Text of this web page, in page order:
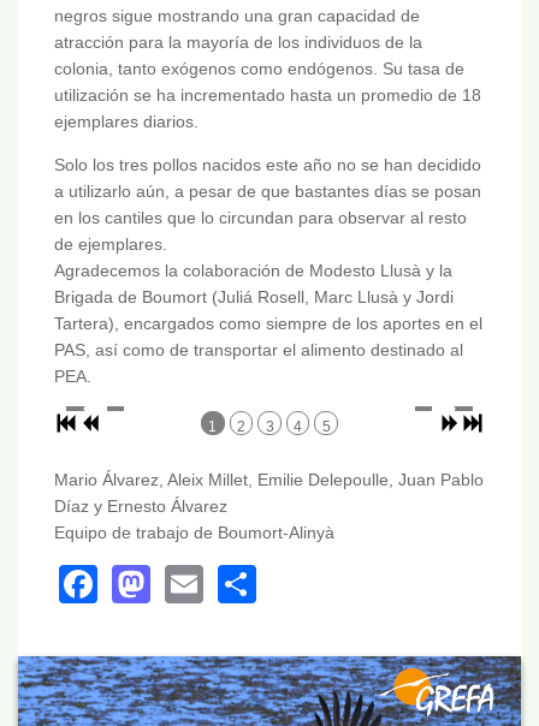
negros sigue mostrando una gran capacidad de
atracción para la mayoría de los individuos de la
colonia, tanto exógenos como endógenos. Su tasa de
utilización se ha incrementado hasta un promedio de 18
ejemplares diarios.
Solo los tres pollos nacidos este año no se han decidido
a utilizarlo aún, a pesar de que bastantes días se posan
en los cantiles que lo circundan para observar al resto
de ejemplares.
Agradecemos la colaboración de Modesto Llusà y la
Brigada de Boumort (Juliá Rosell, Marc Llusà y Jordi
Tartera), encargados como siempre de los aportes en el
PAS, así como de transportar el alimento destinado al
PEA.
1 2 3 4 5
Mario Álvarez, Aleix Millet, Emilie Delepoulle, Juan Pablo
Díaz y Ernesto Álvarez
Equipo de trabajo de Boumort-Alinyà
Facebook
Mastodon
Email